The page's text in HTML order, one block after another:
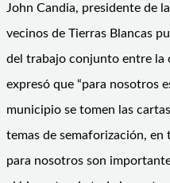
John Candia, presidente de
vecinos de Tierras Blancas
del trabajo conjunto entre la
expresó que “para nosotros
municipio se tomen las
temas de semaforización,
para nosotros son